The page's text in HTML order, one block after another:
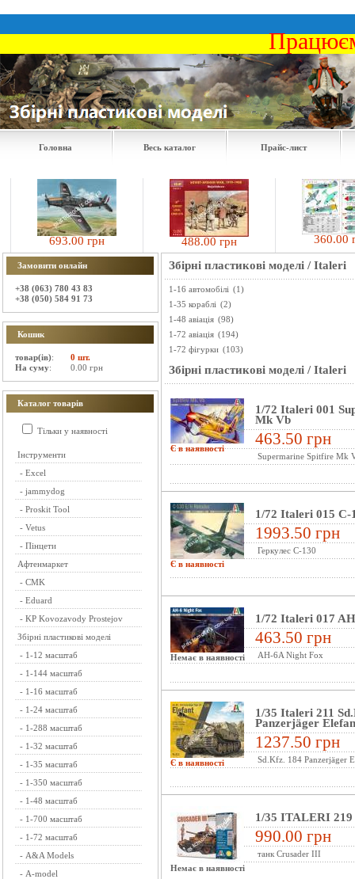
Головна Весь каталог Прайс-лист
693.00 грн 488.00 грн 360.00 грн
Замовити онлайн
+38 (063) 780 43 83
+38 (050) 584 91 73
Кошик
товар(ів):
0 шт.
На суму: 0.00 грн
Каталог товарів
Тільки у наявності
Інструменти
- Excel
- jammydog
- Proskit Tool
- Vetus
- Пінцети
Афтенмаркет
- CMK
- Eduard
- KP Kovozavody Prostejov
Збірні пластикові моделі
- 1-12 масштаб
- 1-144 масштаб
- 1-16 масштаб
- 1-24 масштаб
- 1-288 масштаб
- 1-32 масштаб
- 1-35 масштаб
- 1-350 масштаб
- 1-48 масштаб
- 1-700 масштаб
- 1-72 масштаб
- A&A Models
- A-model
Збірні пластикові моделі /Italeri
1-16 автомобілі (1)
1-35 кораблі (2)
1-48 авіація (98)
1-72 авіація (194)
1-72 фігурки (103)
Збірні пластикові моделі /Italeri
Є в наявності
1/72 Italeri 001
Mk Vb
463.50 грн
Supermarine Spitfire Mk
Є в наявності
1/72 Italeri 015 C-
1993.50 грн
Геркулес С-130
Немає в наявності
1/72 Italeri 017
463.50 грн
AH-6A Night Fox
Є в наявності
1/35 Italeri 211
Panzerjäger
1237.50 грн
Sd.Kfz. 184 Panzerjäger
Немає в наявності
1/35 ITALERI
990.00 грн
танк Crusader III